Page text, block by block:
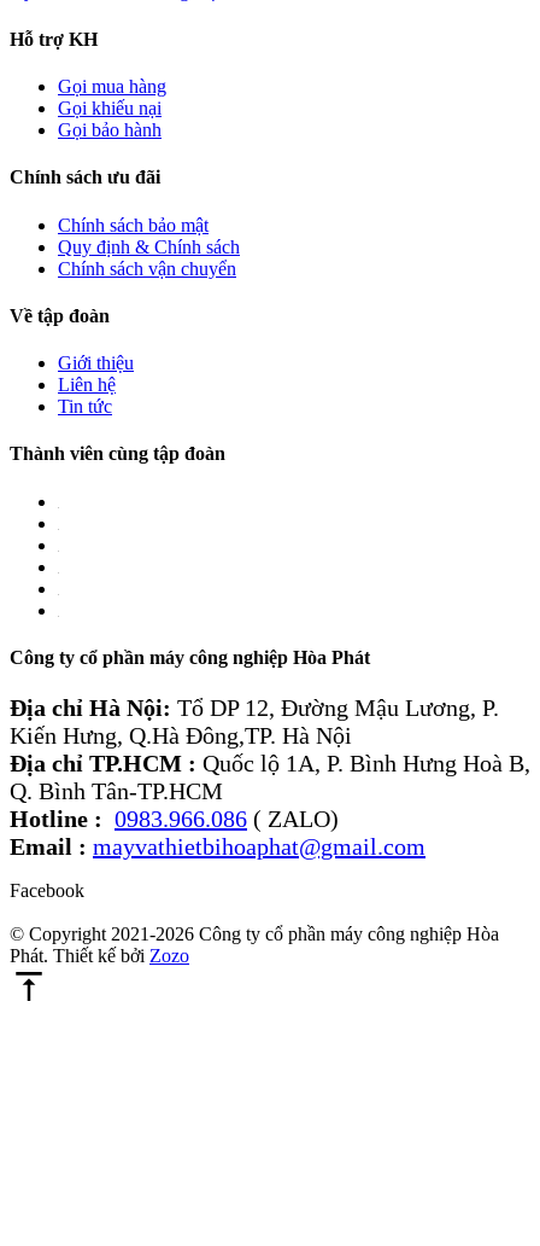
Hỗ trợ KH
Gọi mua hàng
Gọi khiếu nại
Gọi bảo hành
Chính sách ưu đãi
Chính sách bảo mật
Quy định & Chính sách
Chính sách vận chuyển
Về tập đoàn
Giới thiệu
Liên hệ
Tin tức
Thành viên cùng tập đoàn
Công ty cổ phần máy công nghiệp Hòa Phát
Địa chỉ Hà Nội: Tổ DP 12, Đường Mậu Lương, P.
Kiến Hưng, Q.Hà Đông,TP. Hà Nội
Địa chỉ TP.HCM : Quốc lộ 1A, P. Bình Hưng Hoà B,
Q. Bình Tân-TP.HCM
Hotline : 0983.966.086 ( ZALO)
Email : mayvathietbihoaphat@gmail.com
Facebook
© Copyright 2021-2026 Công ty cổ phần máy công nghiệp Hòa
Phát. Thiết kế bởi Zozo